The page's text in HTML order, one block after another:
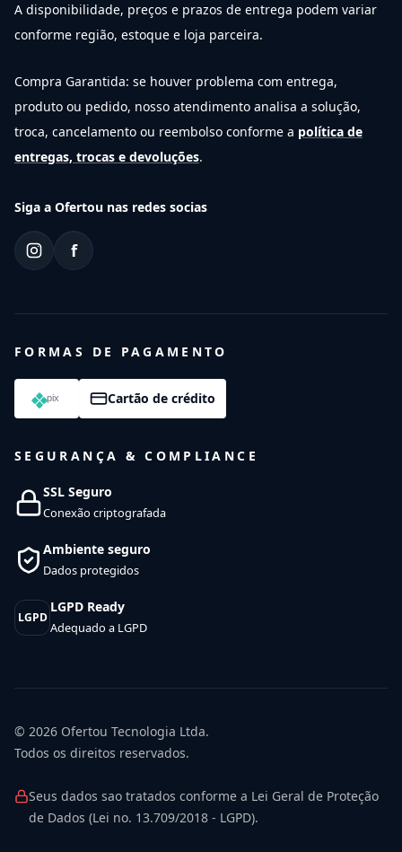
A disponibilidade, preços e prazos de entrega podem variar
conforme região, estoque e loja parceira.
Compra Garantida: se houver problema com entrega,
produto ou pedido, nosso atendimento analisa a solução,
troca, cancelamento ou reembolso conforme a política de
entregas, trocas e devoluções.
Siga a Ofertou nas redes socias
f
FORMAS DE PAGAMENTO
Cartão de crédito
SEGURANÇA & COMPLIANCE
SSL Seguro
Conexão criptografada
Ambiente seguro
Dados protegidos
LGPD
LGPD Ready
Adequado a LGPD
© 2026 Ofertou Tecnologia Ltda.
Todos os direitos reservados.
Seus dados sao tratados conforme a Lei Geral de Proteção
de Dados (Lei no. 13.709/2018 - LGPD).